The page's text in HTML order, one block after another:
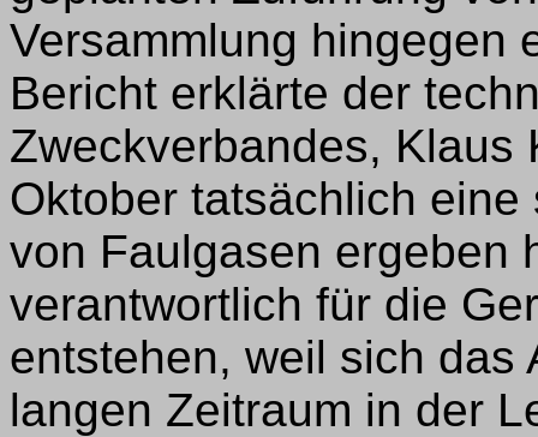
Versammlung hingegen
Bericht erklärte der
Zweckverbandes, Klaus
Oktober tatsächlich
von Faulgasen ergeben
verantwortlich für die
entstehen, weil sich das
langen Zeitraum in der